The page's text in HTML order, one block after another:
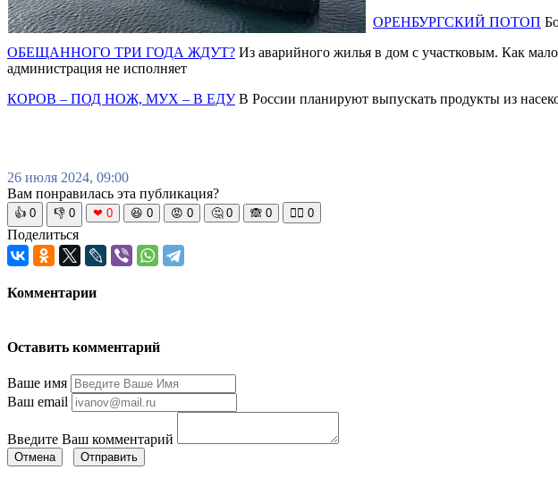
ОРЕНБУРГСКИЙ ПОТОП
ОБЕЩАННОГО ТРИ ГОДА ЖДУТ? Из аварийного жилья в дом с участковым. Как
администрация не исполняет
КОРОВ – ПОД НОЖ, МУХ – В ЕДУВ России планируют выпускать продукты из
26 июля 2024, 09:00
Вам понравилась эта публикация?
👍 0 👎 0 ❤ 0 😆 0 😡 0 🤔 0 🙈 0 🧘‍♀️ 0
Поделиться
Комментарии
Оставить комментарий
Ваше имя
Ваш email
Введите Ваш комментарий
Отмена Отправить